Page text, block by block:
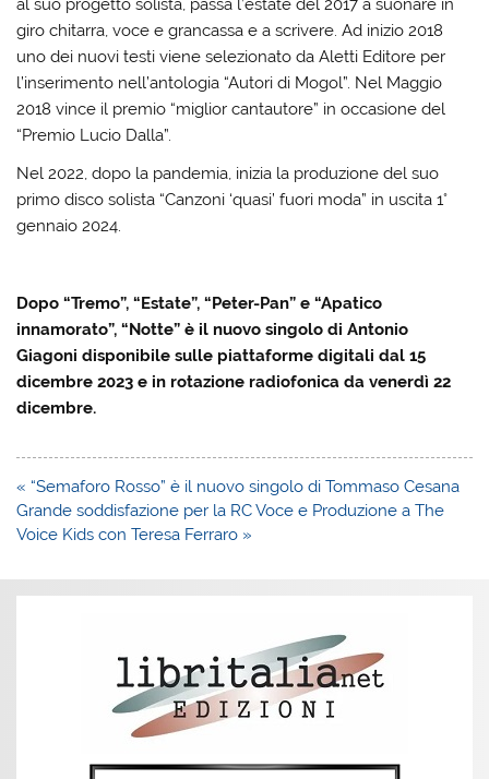
al suo progetto solista, passa l’estate del 2017 a suonare in
giro chitarra, voce e grancassa e a scrivere. Ad inizio 2018
uno dei nuovi testi viene selezionato da Aletti Editore per
l’inserimento nell’antologia “Autori di Mogol”. Nel Maggio
2018 vince il premio “miglior cantautore” in occasione del
“Premio Lucio Dalla”.
Nel 2022, dopo la pandemia, inizia la produzione del suo
primo disco solista “Canzoni ‘quasi’ fuori moda” in uscita 1°
gennaio 2024.
Dopo “Tremo”, “Estate”, “Peter-Pan” e “Apatico
innamorato”, “Notte” è il nuovo singolo di Antonio
Giagoni disponibile sulle piattaforme digitali dal 15
dicembre 2023 e in rotazione radiofonica da venerdì 22
dicembre.
Navigazione
articoli
« “Semaforo Rosso” è il nuovo singolo di Tommaso Cesana
Grande soddisfazione per la RC Voce e Produzione a The
Voice Kids con Teresa Ferraro »